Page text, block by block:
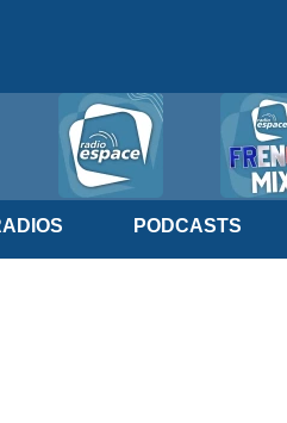
PODCASTS